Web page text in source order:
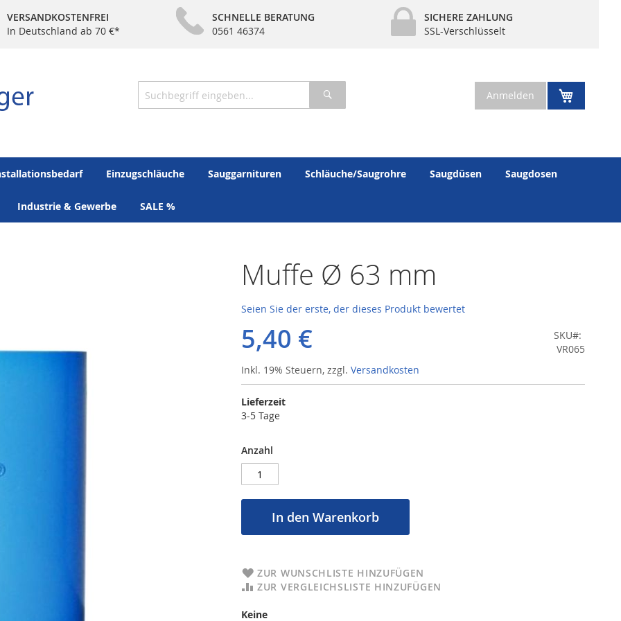
VERSANDKOSTENFREI
In Deutschland ab 70 €*
SCHNELLE BERATUNG
0561 46374
SICHERE ZAHLUNG
SSL-Verschlüsselt
Anmelden
Suche
Einzugschläuche Sauggarnituren Schläuche/Saugrohre Saugdüsen Saugdosen
Industrie & Gewerbe SALE %
Muffe Ø 63 mm
Seien Sie der erste, der dieses Produkt bewertet
5,40 €
Inkl. 19% Steuern, zzgl. Versandkosten
SKU
VR065
Lieferzeit
3-5 Tage
Anzahl
In den Warenkorb
ZUR WUNSCHLISTE HINZUFÜGEN
ZUR VERGLEICHSLISTE HINZUFÜGEN
Keine